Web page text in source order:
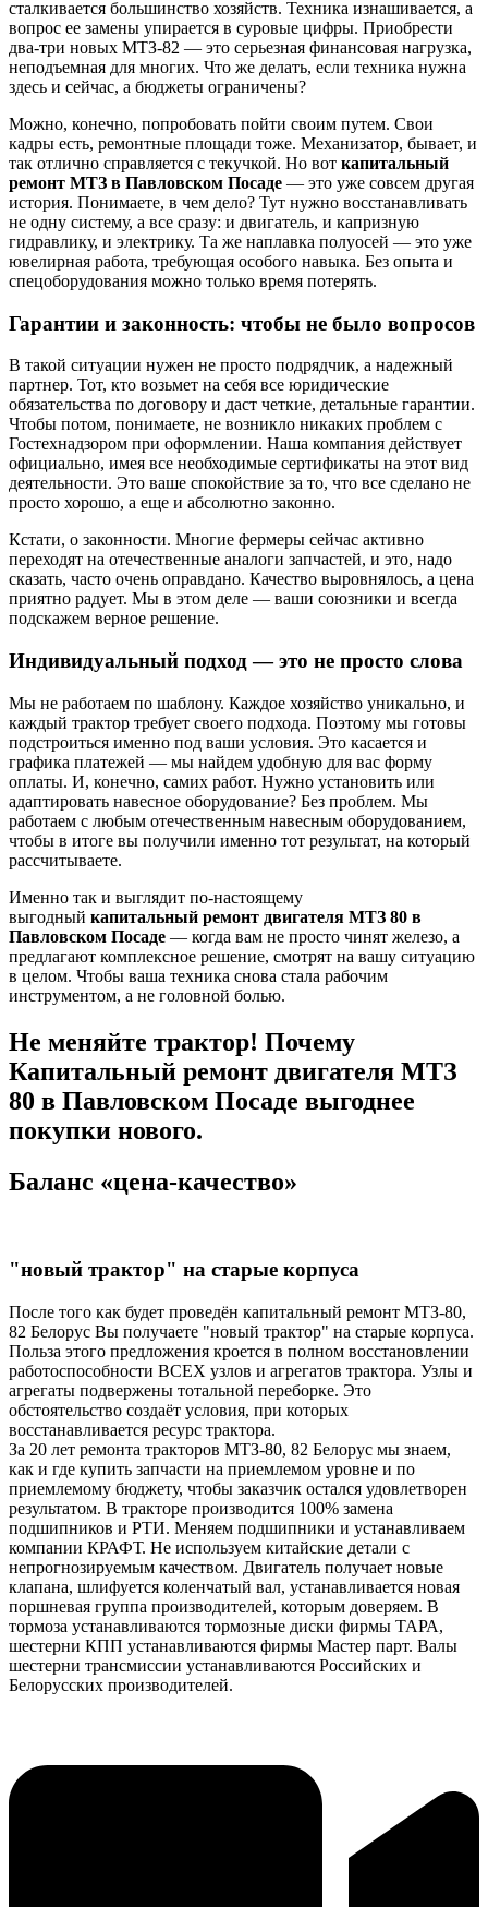
сталкивается большинство хозяйств. Техника изнашивается, а
вопрос ее замены упирается в суровые цифры. Приобрести
два-три новых МТЗ-82 — это серьезная финансовая нагрузка,
неподъемная для многих. Что же делать, если техника нужна
здесь и сейчас, а бюджеты ограничены?
Можно, конечно, попробовать пойти своим путем. Свои
кадры есть, ремонтные площади тоже. Механизатор, бывает, и
так отлично справляется с текучкой. Но вот капитальный
ремонт МТЗ в Павловском Посаде — это уже совсем другая
история. Понимаете, в чем дело? Тут нужно восстанавливать
не одну систему, а все сразу: и двигатель, и капризную
гидравлику, и электрику. Та же наплавка полуосей — это уже
ювелирная работа, требующая особого навыка. Без опыта и
спецоборудования можно только время потерять.
Гарантии и законность: чтобы не было вопросов
В такой ситуации нужен не просто подрядчик, а надежный
партнер. Тот, кто возьмет на себя все юридические
обязательства по договору и даст четкие, детальные гарантии.
Чтобы потом, понимаете, не возникло никаких проблем с
Гостехнадзором при оформлении. Наша компания действует
официально, имея все необходимые сертификаты на этот вид
деятельности. Это ваше спокойствие за то, что все сделано не
просто хорошо, а еще и абсолютно законно.
Кстати, о законности. Многие фермеры сейчас активно
переходят на отечественные аналоги запчастей, и это, надо
сказать, часто очень оправдано. Качество выровнялось, а цена
приятно радует. Мы в этом деле — ваши союзники и всегда
подскажем верное решение.
Индивидуальный подход — это не просто слова
Мы не работаем по шаблону. Каждое хозяйство уникально, и
каждый трактор требует своего подхода. Поэтому мы готовы
подстроиться именно под ваши условия. Это касается и
графика платежей — мы найдем удобную для вас форму
оплаты. И, конечно, самих работ. Нужно установить или
адаптировать навесное оборудование? Без проблем. Мы
работаем с любым отечественным навесным оборудованием,
чтобы в итоге вы получили именно тот результат, на который
рассчитываете.
Именно так и выглядит по-настоящему
выгодный капитальный ремонт двигателя МТЗ 80 в
Павловском Посаде — когда вам не просто чинят железо, а
предлагают комплексное решение, смотрят на вашу ситуацию
в целом. Чтобы ваша техника снова стала рабочим
инструментом, а не головной болью.
Не меняйте трактор! Почему
Капитальный ремонт двигателя МТЗ
80 в Павловском Посаде выгоднее
покупки нового.
Баланс «цена-качество»
"новый трактор" на старые корпуса
После того как будет проведён капитальный ремонт МТЗ-80,
82 Белорус Вы получаете "новый трактор" на старые корпуса.
Польза этого предложения кроется в полном восстановлении
работоспособности ВСЕХ узлов и агрегатов трактора. Узлы и
агрегаты подвержены тотальной переборке. Это
обстоятельство создаёт условия, при которых
восстанавливается ресурс трактора.
За 20 лет ремонта тракторов МТЗ-80, 82 Белорус мы знаем,
как и где купить запчасти на приемлемом уровне и по
приемлемому бюджету, чтобы заказчик остался удовлетворен
результатом. В тракторе производится 100% замена
подшипников и РТИ. Меняем подшипники и устанавливаем
компании КРАФТ. Не используем китайские детали с
непрогнозируемым качеством. Двигатель получает новые
клапана, шлифуется коленчатый вал, устанавливается новая
поршневая группа производителей, которым доверяем. В
тормоза устанавливаются тормозные диски фирмы ТАРА,
шестерни КПП устанавливаются фирмы Мастер парт. Валы
шестерни трансмиссии устанавливаются Российских и
Белорусских производителей.